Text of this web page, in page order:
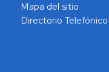
Mapa del sitio
Directorio Telefónico